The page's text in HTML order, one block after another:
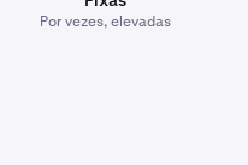
Por vezes, elevadas